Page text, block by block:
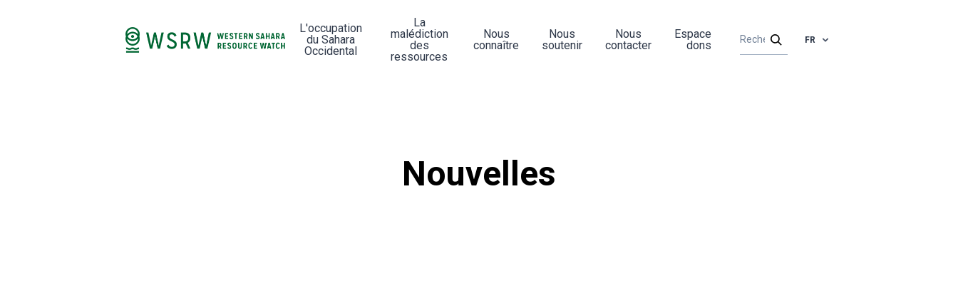
L'occupation
du Sahara
Occidental
La
malédiction
des
ressources
Nous
connaître
Nous
soutenir
Nous
contacter
Espace
dons
FR
Nouvelles